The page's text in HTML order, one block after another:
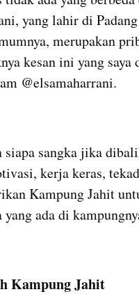
yang lahir di
merupakan
kesan ini yang
@elsamaharrani.
siapa sangka jika
kerja keras,
Kampung Jahit
yang ada di
Kampung Jahit